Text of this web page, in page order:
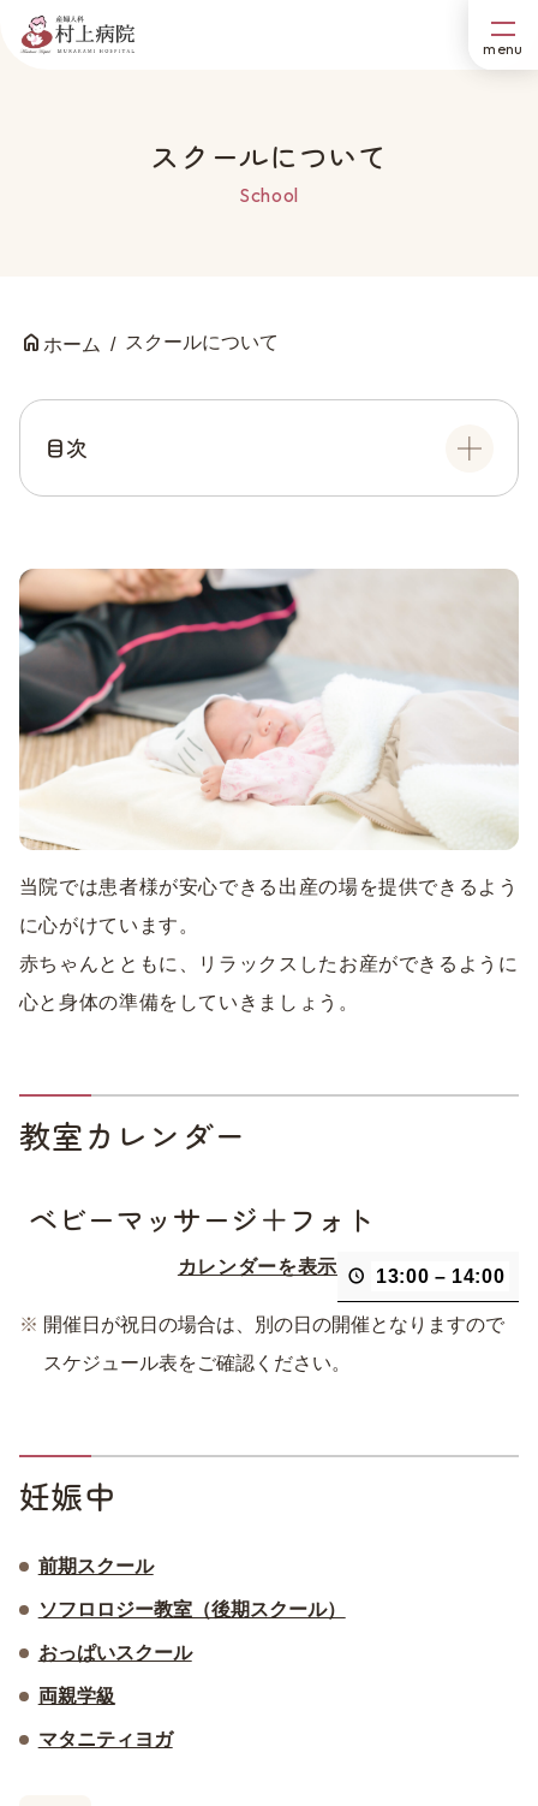
スクールについて
School
ホーム スクールについて
目次
当院では患者様が安心できる出産の場を提供できるよう
に心がけています。
赤ちゃんとともに、リラックスしたお産ができるように
心と身体の準備をしていきましょう。
教室カレンダー
ベビーマッサージ＋フォト
13:00 – 14:00
カレンダーを表示
開催日が祝日の場合は、別の日の開催となりますので
スケジュール表をご確認ください。
妊娠中
前期スクール
ソフロロジー教室（後期スクール）
おっぱいスクール
両親学級
マタニティヨガ